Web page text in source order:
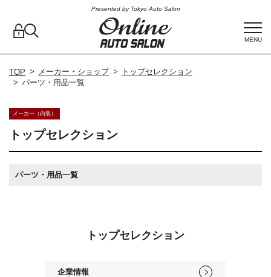
Presented by Tokyo Auto Salon
MENU
TOP メーカー・ショップ
トップセレクション
パーツ・用品一覧
メーカー（内装）
トップセレクション
パーツ・用品一覧
トップセレクション
企業情報